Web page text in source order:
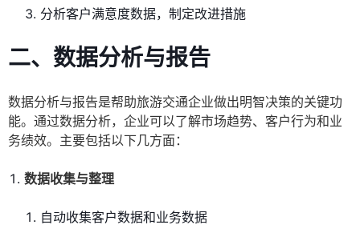
分析客户满意度数据，制定改进措施
二、数据分析与报告
数据分析与报告是帮助旅游交通企业做出明智决策的关键功
能。通过数据分析，企业可以了解市场趋势、客户行为和业
务绩效。主要包括以下几方面：
数据收集与整理
自动收集客户数据和业务数据